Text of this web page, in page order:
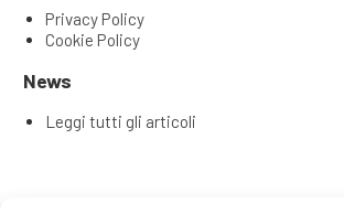
Privacy Policy
Cookie Policy
News
Leggi tutti gli articoli